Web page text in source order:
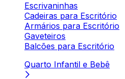
Escrivaninhas
Cadeiras para Escritório
Armários para Escritório
Gaveteiros
Balcões para Escritório
Quarto Infantil e Bebê